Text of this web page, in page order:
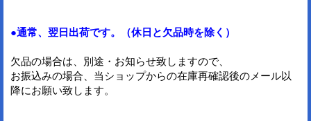
●通常、翌日出荷です。（休日と欠品時を除く）
欠品の場合は、別途・お知らせ致しますので、
お振込みの場合、当ショップからの在庫再確認後のメール以
降にお願い致します。